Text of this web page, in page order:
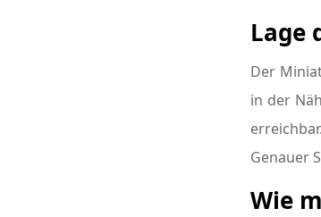
Lage
Der
in der
Genauer
Wie